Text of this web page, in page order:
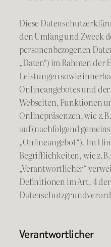
Diese
den Umfang und Zweck
personenbezogenen
„Daten“) im Rahmen
Leistungen sowie
Onlineangebotes und
Webseiten, Funktionen
Onlinepräsenzen, wie
auf (nachfolgend
„Onlineangebot“). Im
Begrifflichkeiten, wie
„Verantwortlicher“
Definitionen im Art. 4 der
Verantwortlicher